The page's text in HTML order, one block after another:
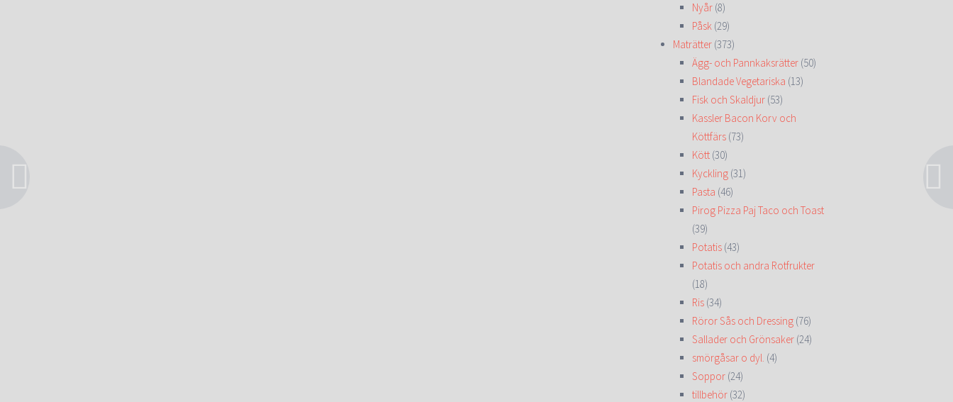
Nyår (8)
Påsk (29)
Maträtter (373)
Ägg- och Pannkaksrätter (50)
Blandade Vegetariska (13)
Fisk och Skaldjur (53)
Kassler Bacon Korv och
Köttfärs (73)
Kött (30)
Kyckling (31)
Pasta (46)
Pirog Pizza Paj Taco och Toast
(39)
Potatis (43)
Potatis och andra Rotfrukter
(18)
Ris (34)
Röror Sås och Dressing (76)
Sallader och Grönsaker (24)
smörgåsar o dyl. (4)
Soppor (24)
tillbehör (32)